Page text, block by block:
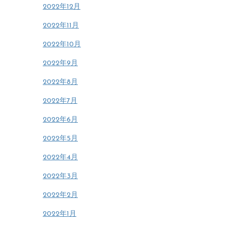
2022年12月
2022年11月
2022年10月
2022年9月
2022年8月
2022年7月
2022年6月
2022年5月
2022年4月
2022年3月
2022年2月
2022年1月